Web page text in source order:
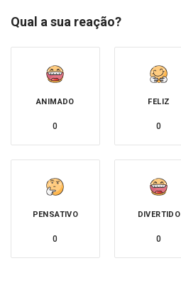
Qual a sua reação?
ANIMADO
0
FELIZ
0
PENSATIVO
0
DIVERTIDO
0